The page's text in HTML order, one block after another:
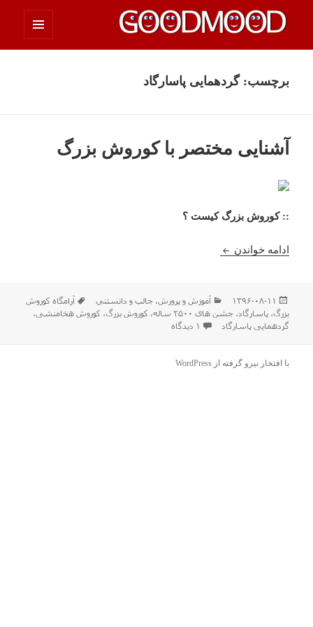
چیزای خووب مووب
برچسب:گردهمایی پاسارگاد
آشنایی مختصر با کوروش بزرگ
:: کوروش بزرگ کیست ؟‌
ادامه خواندن آشنایی مختصر با کوروش بزرگ
ارسال
شده
در
۱۳۹۶-۰۸-۱۱ دسته‌ها
آموزش و پرورش،جالب و دانستني برچسب‌ها
آرامگاه کوروش
بزرگ،پاسارگاد،جشن های ۲۵۰۰ ساله ، کوروش بزرگ، کوروش هخامنشی،
گردهمایی پاسارگاد
۱ دیدگاه برای آشنایی مختصر با کوروش بزرگ
با افتخار نیرو گرفته از WordPress